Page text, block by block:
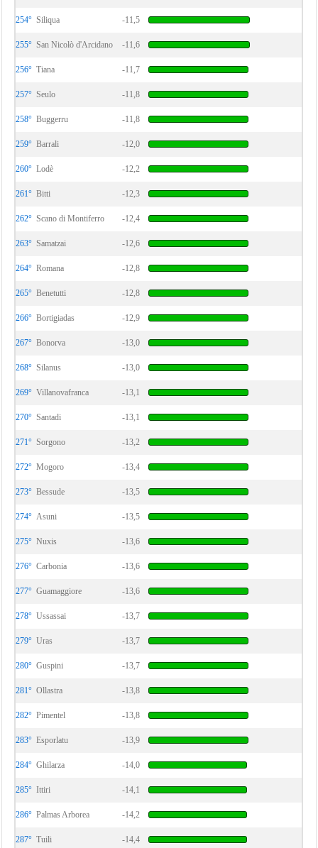
254° Siliqua -11,5
255° San Nicolò d'Arcidano -11,6
256° Tiana -11,7
257° Seulo -11,8
258° Buggerru -11,8
259° Barrali -12,0
260° Lodè -12,2
261° Bitti -12,3
262° Scano di Montiferro -12,4
263° Samatzai -12,6
264° Romana -12,8
265° Benetutti -12,8
266° Bortigiadas -12,9
267° Bonorva -13,0
268° Silanus -13,0
269° Villanovafranca -13,1
270° Santadi -13,1
271° Sorgono -13,2
272° Mogoro -13,4
273° Bessude -13,5
274° Asuni -13,5
275° Nuxis -13,6
276° Carbonia -13,6
277° Guamaggiore -13,6
278° Ussassai -13,7
279° Uras -13,7
280° Guspini -13,7
281° Ollastra -13,8
282° Pimentel -13,8
283° Esporlatu -13,9
284° Ghilarza -14,0
285° Ittiri -14,1
286° Palmas Arborea -14,2
287° Tuili -14,4